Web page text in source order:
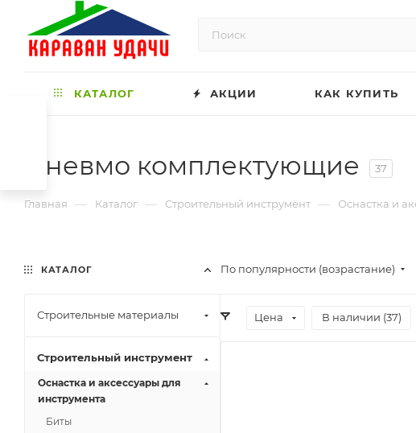
КАТАЛОГ АКЦИИ КАК КУПИТЬ
Пневмо комплектующие 37
Главная — Каталог — Строительный инструмент — Оснастка и
По популярности (возрастание)
Цена В наличии (37)
КАТАЛОГ
Строительные материалы
Строительный инструмент
Оснастка и аксессуары для
инструмента
Биты